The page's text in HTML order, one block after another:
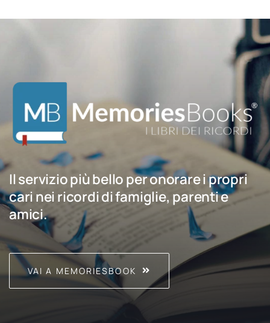
Il servizio più bello per onorare i propri
cari nei ricordi di famiglie, parenti e
amici.
VAI A MEMORIESBOOK